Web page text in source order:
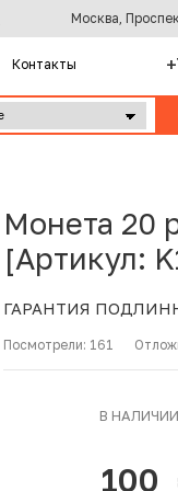
Москва,
Контакты
Монета 20
[Артикул:
ГАРАНТИЯ
Посмотрели: 161
В
100